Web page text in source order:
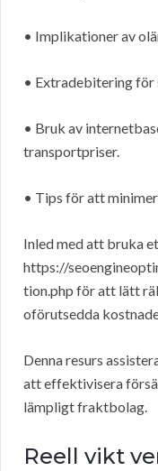
• Implikationer av
• Extradebitering
• Bruk av
transportpriser.
• Tips för att
Inled med att bruka
https://
tion.php för att lätt
oförutsedda
Denna resurs
att effektivisera
lämpligt fraktbolag.
Reell vikt